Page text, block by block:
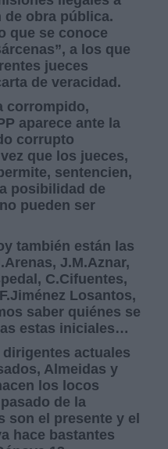
obra pública.
que se conoce
a los que
jueces
de veracidad.
corrompido,
aparece ante la
corrupto
que los jueces,
sentencien,
posibilidad de
pueden ser
también están las
J.M.Aznar,
C.Cifuentes,
Losantos,
saber quiénes se
estas iniciales…
actuales
Almeidas y
los locos
de la
son el presente y el
hace bastantes